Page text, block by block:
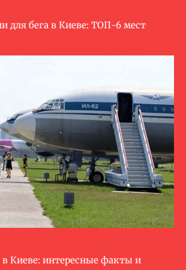
для бега в Киеве: ТОП-6 мест
Киеве: интересные факты и